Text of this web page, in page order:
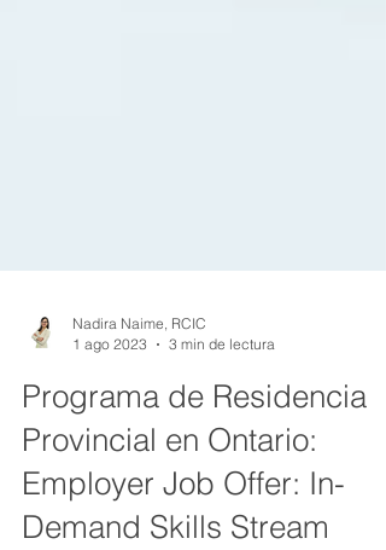
1 ago 2023
3 min de lectura
Programa de Residencia
Provincial en Ontario:
Employer Job Offer: In-